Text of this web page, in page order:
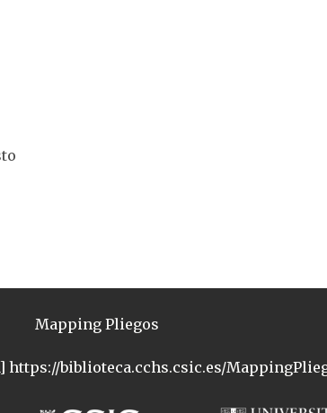
Mapping Pliegos
https://biblioteca.cchs.csic.es/